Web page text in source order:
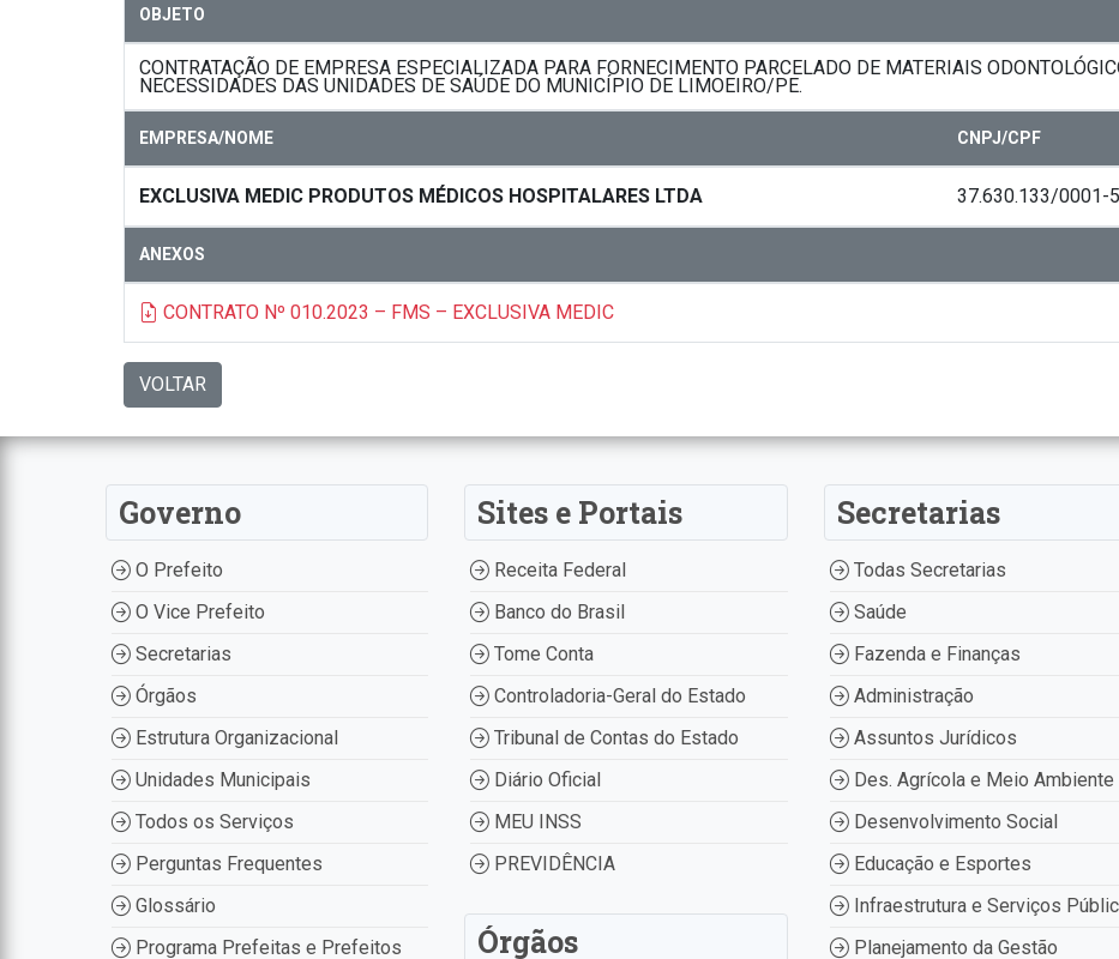
OBJETO
CONTRATAÇÃO DE EMPRESA ESPECIALIZADA PARA FORNECIMENTO PARCELADO DE MATERIAIS
NECESSIDADES DAS UNIDADES DE SAÚDE DO MUNICÍPIO DE LIMOEIRO/PE.
EMPRESA/NOME CNPJ/CPF
EXCLUSIVA MEDIC PRODUTOS MÉDICOS HOSPITALARES LTDA 37.630.133/0001-
ANEXOS
CONTRATO Nº 010.2023 – FMS – EXCLUSIVA MEDIC
VOLTAR
Governo
O Prefeito
O Vice Prefeito
Secretarias
Órgãos
Estrutura Organizacional
Unidades Municipais
Todos os Serviços
Perguntas Frequentes
Glossário
Programa Prefeitas e Prefeitos
Sites e Portais
Receita Federal
Banco do Brasil
Tome Conta
Controladoria-Geral do Estado
Tribunal de Contas do Estado
Diário Oficial
MEU INSS
PREVIDÊNCIA
Órgãos
Secretarias
Todas Secretarias
Saúde
Fazenda e Finanças
Administração
Assuntos Jurídicos
Des. Agrícola e Meio Ambiente
Desenvolvimento Social
Educação e Esportes
Infraestrutura e Serviços
Planejamento da Gestão